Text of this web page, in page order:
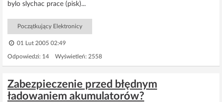
bylo slychac prace (pisk)...
Początkujący Elektronicy
01 Lut 2005 02:49
Odpowiedzi: 14 Wyświetleń: 2558
Zabezpieczenie przed błędnym
ładowaniem akumulatorów?